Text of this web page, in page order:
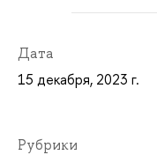
Дата
15 декабря, 2023 г.
Рубрики